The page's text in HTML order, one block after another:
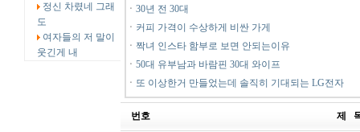
정신 차렸네 그래
도
여자들의 저 말이
웃긴게 내
ㆍ 30년 전 30대
ㆍ 커피 가격이 수상하게 비싼 가게
ㆍ 짝녀 인스타 함부로 보면 안되는이유
ㆍ 50대 유부남과 바람핀 30대 와이프
ㆍ 또 이상한거 만들었는데 솔직히 기대되는 LG전자
번호 제